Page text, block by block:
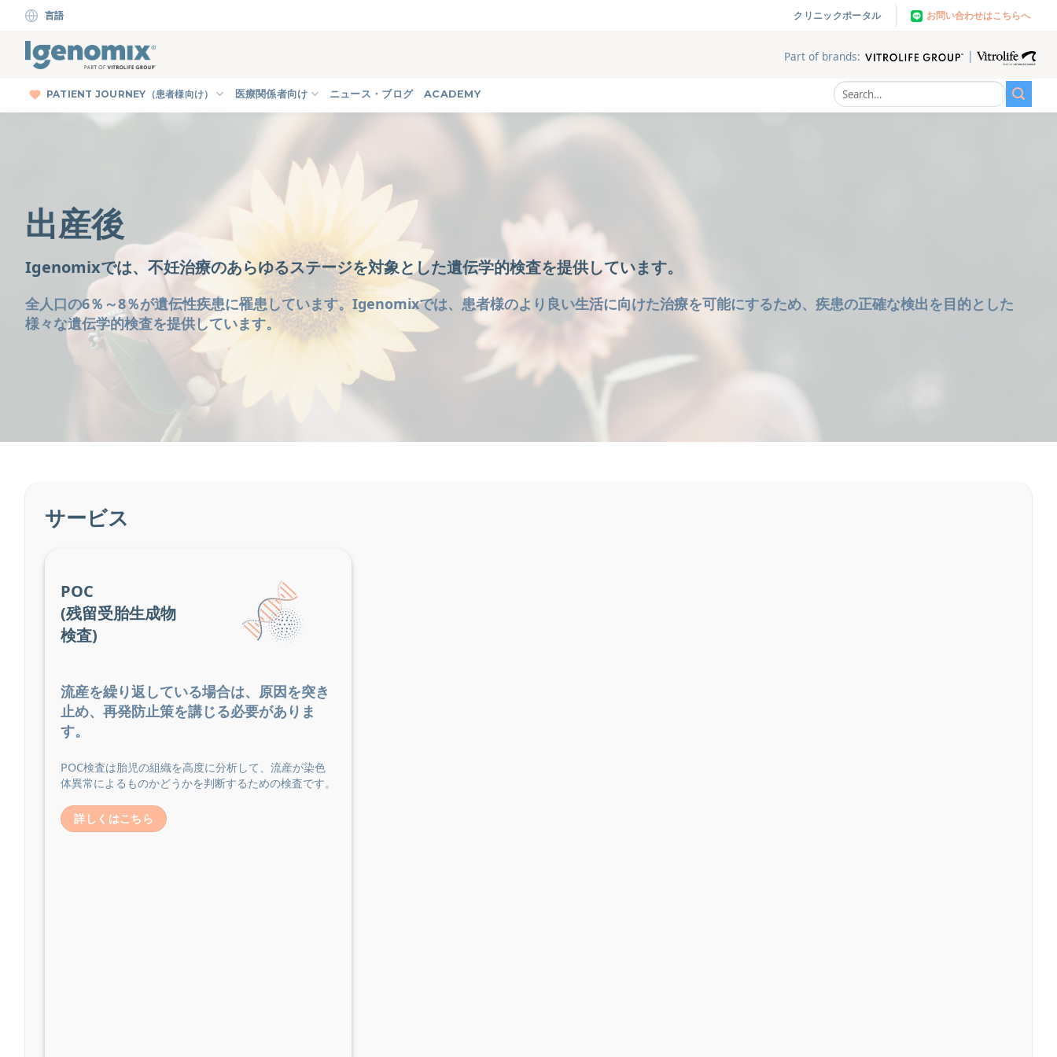
content
言語 クリニックポータル お問い合わせはこちらへ
Part of brands: |
PATIENT JOURNEY（患者様向け） 医療関係者向け ニュース・ブログ ACADEMY
出産後
Igenomixでは、不妊治療のあらゆるステージを対象とした遺伝学的検査を提供しています。
全人口の6％～8％が遺伝性疾患に罹患しています。Igenomixでは、患者様のより良い生活に向けた治療を可能にするため、疾患の正確な検出を目的とした
様々な遺伝学的検査を提供しています。
サービス
POC
(残留受胎生成物
検査)
流産を繰り返している場合は、原因を突き
止め、再発防止策を講じる必要がありま
す。
POC検査は胎児の組織を高度に分析して、流産が染色
体異常によるものかどうかを判断するための検査です。
詳しくはこちら